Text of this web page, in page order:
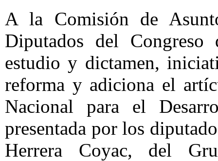
A la Comisión de
Diputados del
estudio y dictamen,
reforma y adiciona el
Nacional para el
presentada por los
Herrera Coyac, del